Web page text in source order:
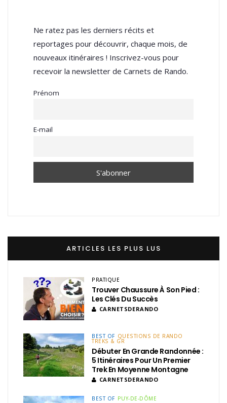
Ne ratez pas les derniers récits et
reportages pour découvrir, chaque mois, de
nouveaux itinéraires ! Inscrivez-vous pour
recevoir la newsletter de Carnets de Rando.
Prénom
E-mail
ARTICLES LES PLUS LUS
PRATIQUE
Trouver Chaussure À Son Pied :
Les Clés Du Succès
CARNETSDERANDO
BEST OF QUESTIONS DE RANDO
TREKS & GR
Débuter En Grande Randonnée :
5 Itinéraires Pour Un Premier
Trek En Moyenne Montagne
CARNETSDERANDO
BEST OF PUY-DE-DÔME